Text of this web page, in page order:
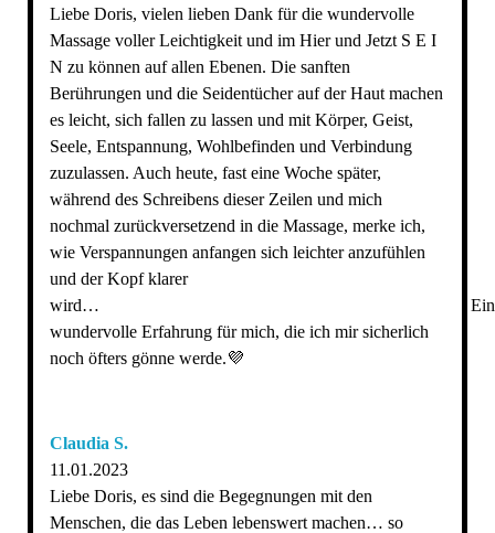
Liebe Doris, vielen lieben Dank für die wundervolle
Massage voller Leichtigkeit und im Hier und Jetzt S E I
N zu können auf allen Ebenen. Die sanften
Berührungen und die Seidentücher auf der Haut machen
es leicht, sich fallen zu lassen und mit Körper, Geist,
Seele, Entspannung, Wohlbefinden und Verbindung
zuzulassen. Auch heute, fast eine Woche später,
während des Schreibens dieser Zeilen und mich
nochmal zurückversetzend in die Massage, merke ich,
wie Verspannungen anfangen sich leichter anzufühlen
und der Kopf klarer
wird…
wundervolle Erfahrung für mich, die ich mir sicherlich
noch öfters gönne werde.💜
Claudia S.
11.01.2023
Liebe Doris, es sind die Begegnungen mit den
Menschen, die das Leben lebenswert machen… so